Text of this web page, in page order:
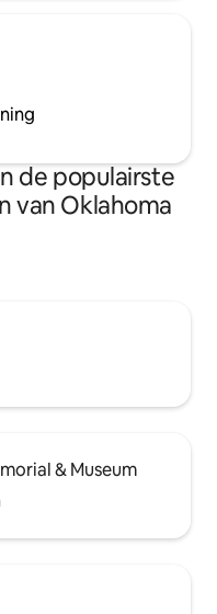
de populairste
van Oklahoma
& Museum